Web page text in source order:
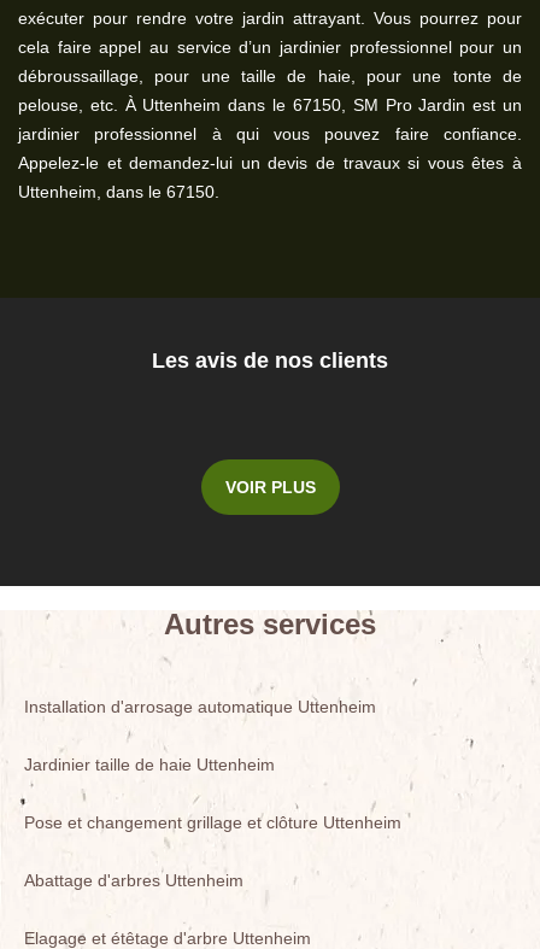
exécuter pour rendre votre jardin attrayant. Vous pourrez pour
cela faire appel au service d’un jardinier professionnel pour un
débroussaillage, pour une taille de haie, pour une tonte de
pelouse, etc. À Uttenheim dans le 67150, SM Pro Jardin est un
jardinier professionnel à qui vous pouvez faire confiance.
Appelez-le et demandez-lui un devis de travaux si vous êtes à
Uttenheim, dans le 67150.
Les avis de nos clients
VOIR PLUS
Autres services
Installation d'arrosage automatique Uttenheim
Jardinier taille de haie Uttenheim
Pose et changement grillage et clôture Uttenheim
Abattage d'arbres Uttenheim
Elagage et étêtage d'arbre Uttenheim